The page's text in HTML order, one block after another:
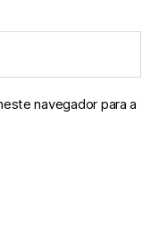
navegador para a